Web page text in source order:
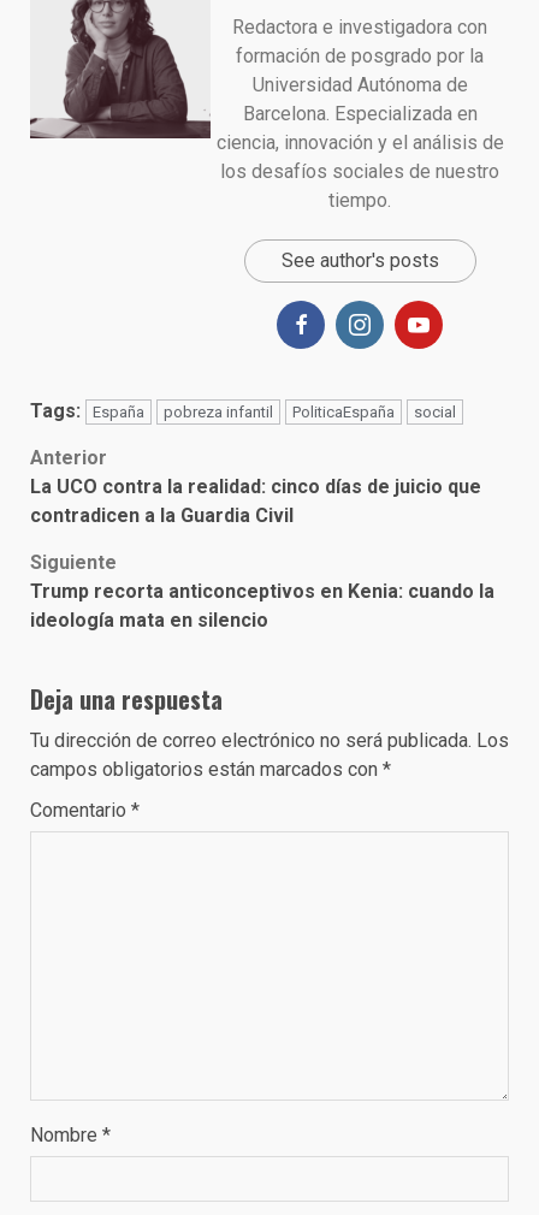
Redactora e investigadora con
formación de posgrado por la
Universidad Autónoma de
Barcelona. Especializada en
ciencia, innovación y el análisis de
los desafíos sociales de nuestro
tiempo.
See author's posts
Tags: España pobreza infantil PoliticaEspaña social
Post
navigation
Anterior
La UCO contra la realidad: cinco días de juicio que
contradicen a la Guardia Civil
Siguiente
Trump recorta anticonceptivos en Kenia: cuando la
ideología mata en silencio
Deja una respuesta
Tu dirección de correo electrónico no será publicada. Los
campos obligatorios están marcados con *
Comentario *
Nombre *